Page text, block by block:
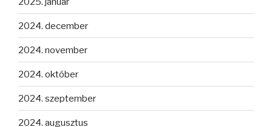
2024. december
2024. november
2024. október
2024. szeptember
2024. augusztus